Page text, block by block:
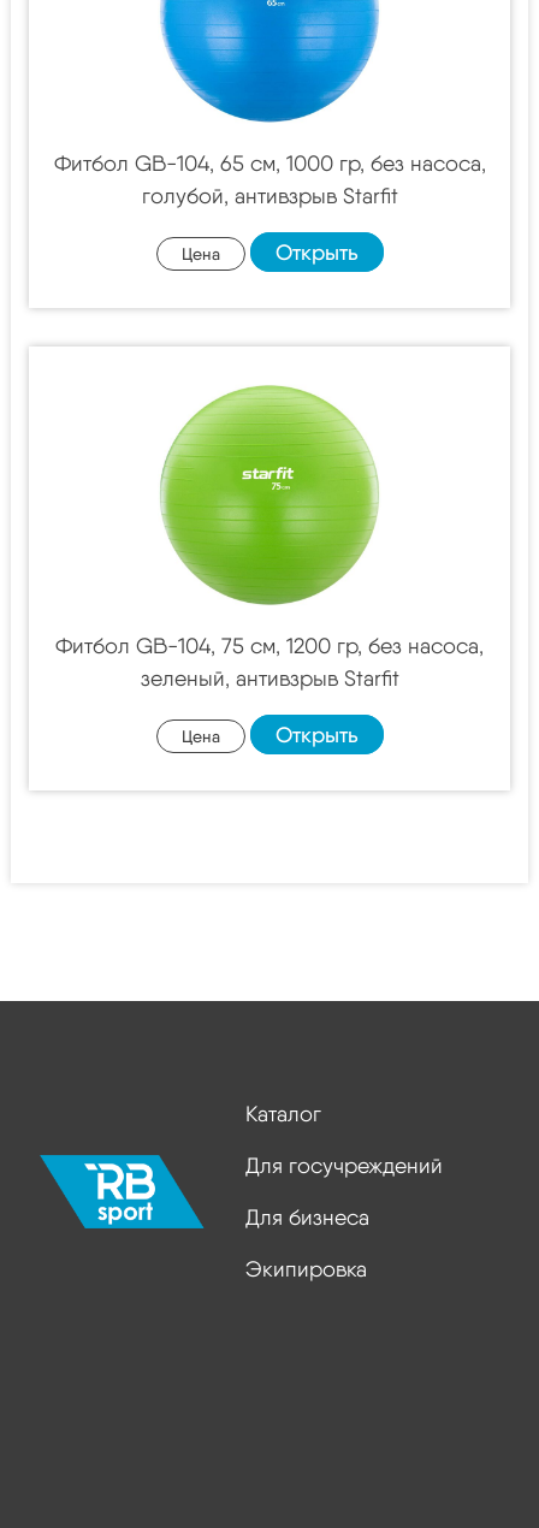
Фитбол GB-104, 65 см, 1000 гр, без насоса,
голубой, антивзрыв Starfit
Цена Открыть
Фитбол GB-104, 75 см, 1200 гр, без насоса,
зеленый, антивзрыв Starfit
Цена Открыть
Каталог
Для госучреждений
Для бизнеса
Экипировка